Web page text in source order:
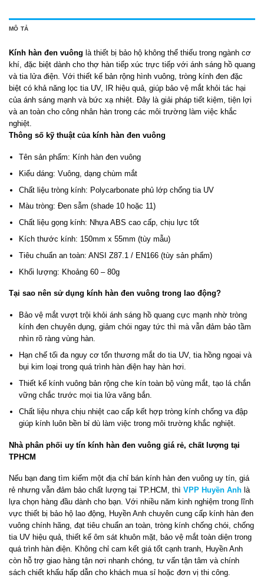
MÔ TẢ
Kính hàn đen vuông là thiết bị bảo hộ không thể thiếu trong ngành cơ
khí, đặc biệt dành cho thợ hàn tiếp xúc trực tiếp với ánh sáng hồ quang
và tia lửa điện. Với thiết kế bản rộng hình vuông, tròng kính đen đặc
biệt có khả năng lọc tia UV, IR hiệu quả, giúp bảo vệ mắt khỏi tác hại
của ánh sáng mạnh và bức xạ nhiệt. Đây là giải pháp tiết kiệm, tiện lợi
và an toàn cho công nhân hàn trong các môi trường làm việc khắc
nghiệt.
Thông số kỹ thuật của kính hàn đen vuông
Tên sản phẩm: Kính hàn đen vuông
Kiểu dáng: Vuông, dạng chùm mắt
Chất liệu tròng kính: Polycarbonate phủ lớp chống tia UV
Màu tròng: Đen sẫm (shade 10 hoặc 11)
Chất liệu gọng kính: Nhựa ABS cao cấp, chịu lực tốt
Kích thước kính: 150mm x 55mm (tùy mẫu)
Tiêu chuẩn an toàn: ANSI Z87.1 / EN166 (tùy sản phẩm)
Khối lượng: Khoảng 60 – 80g
Tại sao nên sử dụng kính hàn đen vuông trong lao động?
Bảo vệ mắt vượt trội khỏi ánh sáng hồ quang cực mạnh nhờ tròng
kính đen chuyên dụng, giảm chói ngay tức thì mà vẫn đảm bảo tầm
nhìn rõ ràng vùng hàn.
Hạn chế tối đa nguy cơ tổn thương mắt do tia UV, tia hồng ngoại và
bụi kim loại trong quá trình hàn điện hay hàn hơi.
Thiết kế kính vuông bản rộng che kín toàn bộ vùng mắt, tạo lá chắn
vững chắc trước mọi tia lửa văng bắn.
Chất liệu nhựa chịu nhiệt cao cấp kết hợp tròng kính chống va đập
giúp kính luôn bền bỉ dù làm việc trong môi trường khắc nghiệt.
Nhà phân phối uy tín kính hàn đen vuông giá rẻ, chất lượng tại
TPHCM
Nếu bạn đang tìm kiếm một địa chỉ bán kính hàn đen vuông uy tín, giá
rẻ nhưng vẫn đảm bảo chất lượng tại TP.HCM, thì VPP Huyền Anh là
lựa chọn hàng đầu dành cho bạn. Với nhiều năm kinh nghiệm trong lĩnh
vực thiết bị bảo hộ lao động, Huyền Anh chuyên cung cấp kính hàn đen
vuông chính hãng, đạt tiêu chuẩn an toàn, tròng kính chống chói, chống
tia UV hiệu quả, thiết kế ôm sát khuôn mặt, bảo vệ mắt toàn diện trong
quá trình hàn điện. Không chỉ cam kết giá tốt cạnh tranh, Huyền Anh
còn hỗ trợ giao hàng tận nơi nhanh chóng, tư vấn tận tâm và chính
sách chiết khấu hấp dẫn cho khách mua sỉ hoặc đơn vị thi công.